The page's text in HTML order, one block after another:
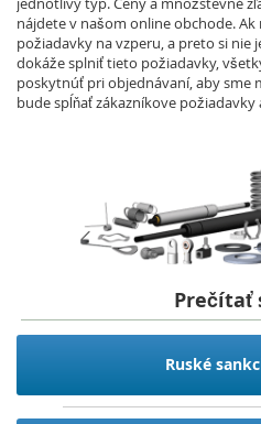
nájdete v našom online obchode.
požiadavky na vzperu, a preto si nie
dokáže splniť tieto požiadavky,
poskytnúť pri objednávaní, aby sme
bude spĺňať zákazníkove požiadavky
Prečítať
Ruské